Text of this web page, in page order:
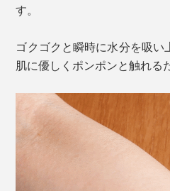
す。
ゴクゴクと瞬時に水分を吸
肌に優しくポンポンと触れる